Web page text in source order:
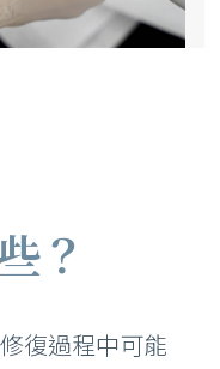
？
復過程中可能